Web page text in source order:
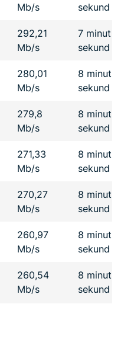
Mb/s
sekund
292,21
Mb/s
7 minut
sekund
280,01
Mb/s
8 minut
sekund
279,8
Mb/s
8 minut
sekund
271,33
Mb/s
8 minut
sekund
270,27
Mb/s
8 minut
sekund
260,97
Mb/s
8 minut
sekund
260,54
Mb/s
8 minut
sekund